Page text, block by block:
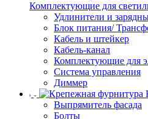
Комплектующие для
Удлинители и
Блок питания/
Кабель и штейкер
Кабель-канал
Комплектующие для
Система управления
Диммер
Выпрямитель фасада
Болты